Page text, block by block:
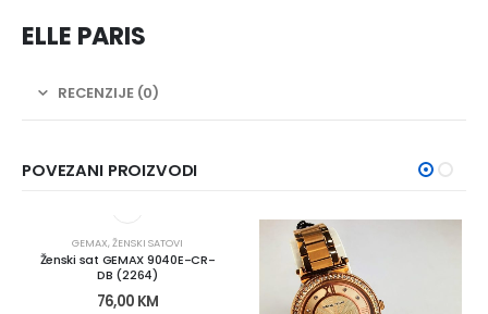
ELLE PARIS
RECENZIJE (0)
POVEZANI PROIZVODI
GEMAX,ŽENSKI SATOVI
Ženski sat GEMAX 9040E-CR-
DB (2264)
76,00 KM